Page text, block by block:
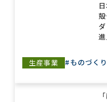
生産事業
#ものづくり